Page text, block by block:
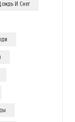
И Снег